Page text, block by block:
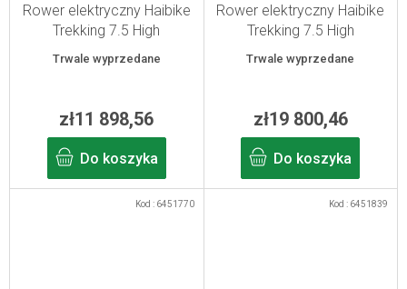
Rower elektryczny Haibike
Trekking 7.5 High
blue/yellow L/50
Trwale wyprzedane
zł11 898,56
Do koszyka
Rower elektryczny Haibike
Trekking 7.5 High
blue/yellow XL/55
Trwale wyprzedane
zł19 800,46
Do koszyka
Kod : 6451770 Kod : 6451839